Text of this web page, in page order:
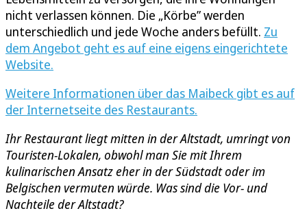
nicht verlassen können. Die „Körbe” werden
unterschiedlich und jede Woche anders befüllt. Zu
dem Angebot geht es auf eine eigens eingerichtete
Website.
Weitere Informationen über das Maibeck gibt es auf
der Internetseite des Restaurants.
Ihr Restaurant liegt mitten in der Altstadt, umringt von
Touristen-Lokalen, obwohl man Sie mit Ihrem
kulinarischen Ansatz eher in der Südstadt oder im
Belgischen vermuten würde. Was sind die Vor- und
Nachteile der Altstadt?